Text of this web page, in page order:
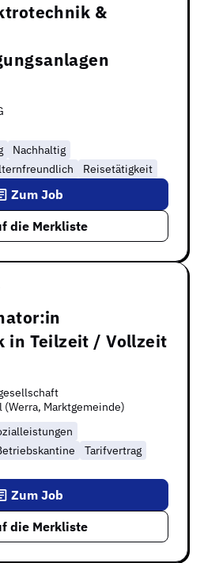
&
Nachhaltig
Reisetätigkeit
die Merkliste
Zum Job
in Teilzeit / Vollzeit
(Werra, Marktgemeinde)
Tarifvertrag
die Merkliste
Zum Job